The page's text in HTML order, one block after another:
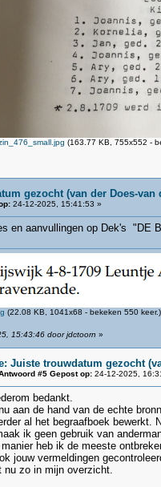
(163.77 KB, 755x552 -
gezocht (van der Does-van
24-12-2025, 15:41:53 »
en aanvullingen op Dek's "DE
(22.08 KB, 1041x68 - bekeken 550 keer.)
15:43:46 door jdctoorn »
Juiste trouwdatum gezocht
#5 Gepost op: 24-12-2025,
bedankt.
aan de hand van de echte
al het begraafboek bewerkt.
ik geen gebruik van
heb ik de meeste
jouw vermeldingen
nu zo in mijn overzicht.